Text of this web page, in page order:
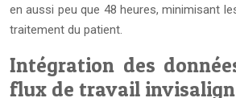
en aussi peu que 48 heures, minimisant
traitement du patient.
Intégration des
flux de travail invisalign